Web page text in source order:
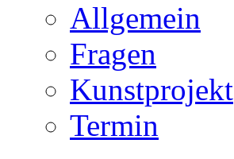
Allgemein
Fragen
Kunstprojekt
Termin